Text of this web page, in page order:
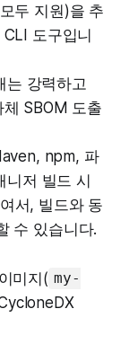
두 지원)을 추
도구입니
는 강력하고
SBOM 도출
npm, 파
니저 빌드 시
서, 빌드와 동
수 있습니다.
미지( my-